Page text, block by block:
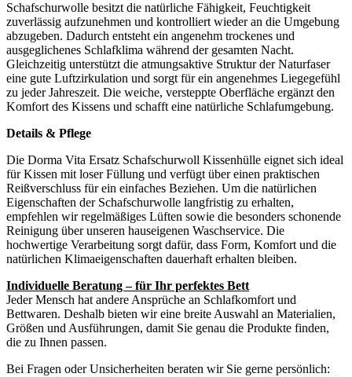
Schafschurwolle besitzt die natürliche Fähigkeit, Feuchtigkeit
zuverlässig aufzunehmen und kontrolliert wieder an die Umgebung
abzugeben. Dadurch entsteht ein angenehm trockenes und
ausgeglichenes Schlafklima während der gesamten Nacht.
Gleichzeitig unterstützt die atmungsaktive Struktur der Naturfaser
eine gute Luftzirkulation und sorgt für ein angenehmes Liegegefühl
zu jeder Jahreszeit. Die weiche, versteppte Oberfläche ergänzt den
Komfort des Kissens und schafft eine natürliche Schlafumgebung.
Details & Pflege
Die Dorma Vita Ersatz Schafschurwoll Kissenhülle eignet sich ideal
für Kissen mit loser Füllung und verfügt über einen praktischen
Reißverschluss für ein einfaches Beziehen. Um die natürlichen
Eigenschaften der Schafschurwolle langfristig zu erhalten,
empfehlen wir regelmäßiges Lüften sowie die besonders schonende
Reinigung über unseren hauseigenen Waschservice. Die
hochwertige Verarbeitung sorgt dafür, dass Form, Komfort und die
natürlichen Klimaeigenschaften dauerhaft erhalten bleiben.
Individuelle Beratung – für Ihr perfektes Bett
Jeder Mensch hat andere Ansprüche an Schlafkomfort und
Bettwaren. Deshalb bieten wir eine breite Auswahl an Materialien,
Größen und Ausführungen, damit Sie genau die Produkte finden,
die zu Ihnen passen.
Bei Fragen oder Unsicherheiten beraten wir Sie gerne persönlich: